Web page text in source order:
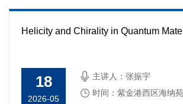
Helicity and Chirality in Quantum
18
2026-05
主讲人：张振宇
时间：紫金港西区海纳